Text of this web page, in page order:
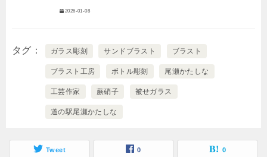
2026-01-08
タグ ガラス彫刻 サンドブラスト ブラスト
ブラスト工房 ボトル彫刻 尾瀬かたしな
工芸作家 蕨硝子 被せガラス
道の駅尾瀬かたしな
Tweet 0 0